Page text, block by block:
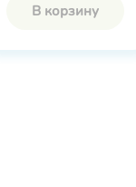
В корзину